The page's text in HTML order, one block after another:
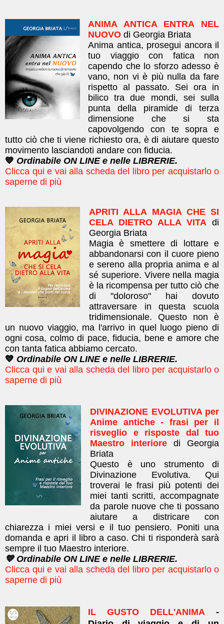
ANIMA ANTICA ENTRA NEL
NUOVO di Georgia Briata
Anima antica, prosegui ancora il
tuo viaggio con fatica non
capendo che lo sforzo adesso è
vano, non vi è più nulla da fare
rispetto al passato. Sei ora in
bilico tra due mondi, sei sulla
punta della piramide di terza
dimensione che si sta
capovolgendo con te sopra e
tutto ciò che ti viene richiesto ora, è di aiutare questo
movimento lasciandoti andare con fiducia.
💙 Ordinabile ON LINE e nelle LIBRERIE.
Clicca qui e vai alla scheda del libro per acquistarlo o
saperne di più
APRITI ALLA MAGIA CHE SI
CELA DIETRO ALLA VITA di
Georgia Briata
Magia è smettere di lottare e
abbandonarsi con il cuore pieno
e sereno alla propria anima e al
sé superiore. Vivere nella magia
è la ricompensa per tutto ciò che
di "doloroso" hai dovuto
attraversare in questa scuola
tridimensionale. Questo non è
un nuovo viaggio, ma l'arrivo in quel luogo pieno di
ogni cosa, colmo di pace, fiducia, bene e amore che
con tanta fatica abbiamo cercato.
💙 Ordinabile ON LINE e nelle LIBRERIE.
Clicca qui e vai alla scheda del libro per acquistarlo o
saperne di più
DIVINAZIONE EVOLUTIVA per
Anime antiche - frasi per il
risveglio e risposte dal tuo
Maestro interiore di Georgia
Briata
Questo è uno strumento di
Divinazione Evolutiva. Qui
troverai le frasi più potenti dei
miei tanti scritti, accompagnate
da parole nuove che ti possano
aiutare a districare con
chiarezza i miei versi e il tuo pensiero. Poniti una
domanda e apri il libro a caso. Chi ti risponderà sarà
sempre il tuo Maestro interiore.
💙 Ordinabile ON LINE e nelle LIBRERIE.
Clicca qui e vai alla scheda del libro per acquistarlo o
saperne di più
IL GUSTO DELL'ANIMA -